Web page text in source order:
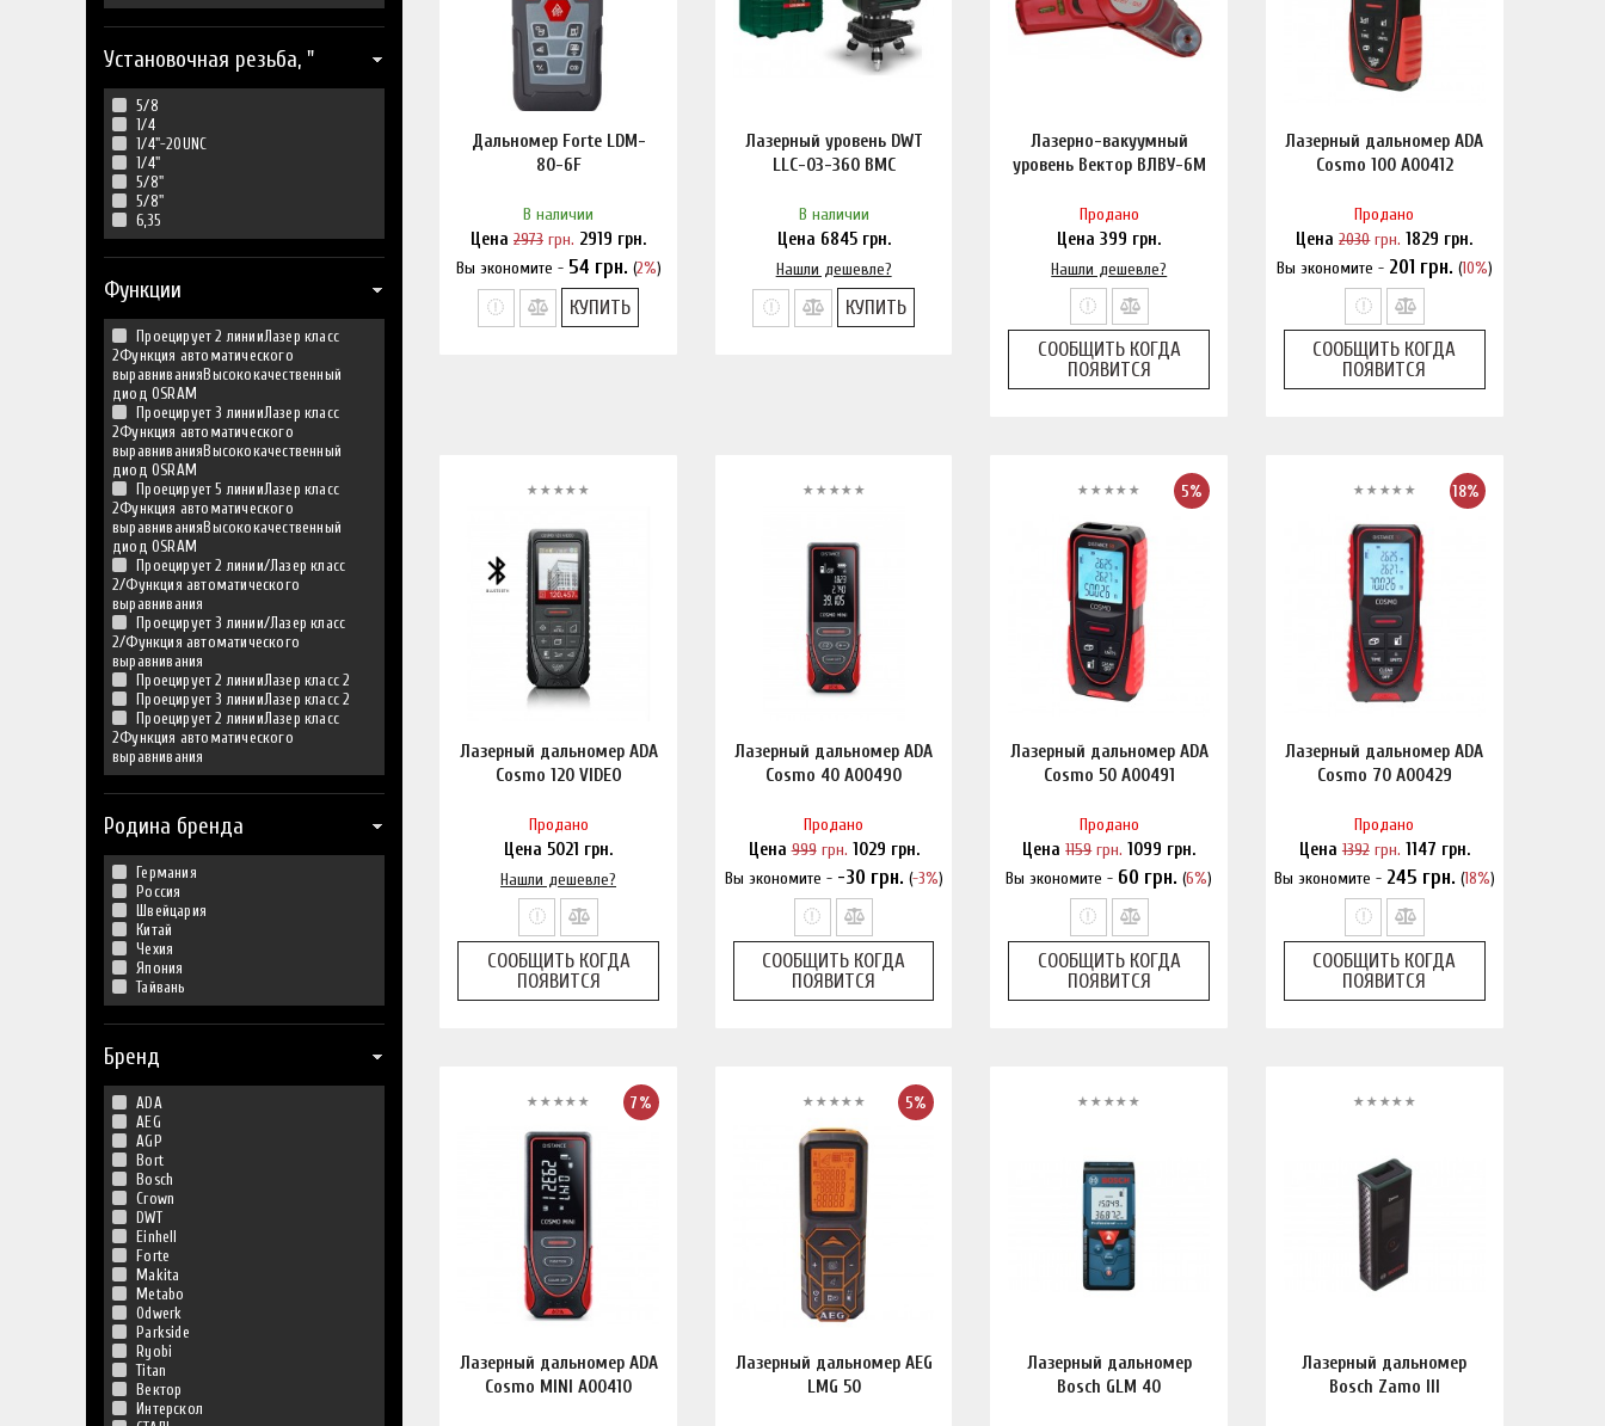
Установочная резьба, "
5/8
1/4
1/4"-20UNC
1/4"
5/8"
5/8''
6,35
Функции
Проецирует 2 линииЛазер класс
2Функция автоматического
выравниванияВысококачественный
диод OSRAM
Проецирует 3 линииЛазер класс
2Функция автоматического
выравниванияВысококачественный
диод OSRAM
Проецирует 5 линииЛазер класс
2Функция автоматического
выравниванияВысококачественный
диод OSRAM
Проецирует 2 линии/Лазер класс
2/Функция автоматического
выравнивания
Проецирует 3 линии/Лазер класс
2/Функция автоматического
выравнивания
Проецирует 2 линииЛазер класс 2
Проецирует 3 линииЛазер класс 2
Проецирует 2 линииЛазер класс
2Функция автоматического
выравнивания
Родина бренда
Германия
Россия
Швейцария
Китай
Чехия
Япония
Тайвань
Бренд
ADA
AEG
AGP
Bort
Bosch
Crown
DWT
Einhell
Forte
Makita
Metabo
Odwerk
Parkside
Ryobi
Titan
Вектор
Интерскол
Дальномер Forte LDM-
80-6F
В наличии
Цена 2973 грн. 2919 грн.
Вы экономите - 54 грн. (2%)
Нашли дешевле?
КУПИТЬ
Лазерный уровень DWT
LLC-03-360 BMC
В наличии
Цена 6845грн.
Нашли дешевле?
КУПИТЬ
Лазерно-вакуумный
уровень Вектор ВЛВУ-6М
Продано
Цена399 грн.
Нашли дешевле?
СООБЩИТЬ КОГДА
ПОЯВИТСЯ
Лазерный дальномер ADA
Cosmo 100 A00412
Продано
Цена2030грн. 1829 грн.
Вы экономите - 201 грн. (10%)
Нашли дешевле?
СООБЩИТЬ КОГДА
ПОЯВИТСЯ
Лазерный дальномер ADA
Cosmo 120 VIDEO
Продано
Цена 5021 грн.
Нашли дешевле?
СООБЩИТЬ КОГДА
ПОЯВИТСЯ
Лазерный дальномер ADA
Cosmo 40 A00490
Продано
Цена999грн. 1029 грн.
Вы экономите - -30 грн. (-3%)
Нашли дешевле?
СООБЩИТЬ КОГДА
ПОЯВИТСЯ
5%
Лазерный дальномер ADA
Cosmo 50 A00491
Продано
Цена1159грн. 1099 грн.
Вы экономите - 60 грн. (6%)
Нашли дешевле?
СООБЩИТЬ КОГДА
ПОЯВИТСЯ
18%
Лазерный дальномер ADA
Cosmo 70 А00429
Продано
Цена1392грн. 1147 грн.
Вы экономите - 245 грн. (18%)
Нашли дешевле?
СООБЩИТЬ КОГДА
ПОЯВИТСЯ
7%
Лазерный дальномер ADA
Cosmo MINI А00410
5%
Лазерный дальномер AEG
LMG 50
Лазерный дальномер
Bosch GLM 40
Лазерный дальномер
Bosch Zamo III